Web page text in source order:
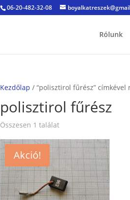
06-20-482-32-08
Rólunk
Kezdőlap / “polisztirol fűrész” címkével
polisztirol fűrész
Összesen 1 találat
Akció!